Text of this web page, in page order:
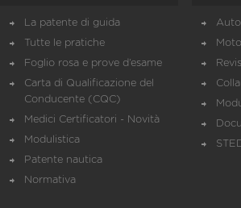
La patente di guida
Tutte le pratiche
Foglio rosa e prove d’esame
Carta di Qualificazione del
Conducente (CQC)
Medici Certificatori - Novità
Modulistica
Patente nautica
Normativa